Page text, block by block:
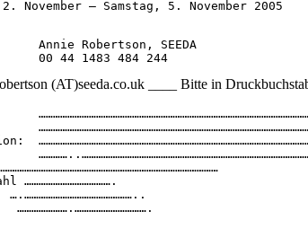
(AT)seeda.co.uk ____ Bitte in
……………………………….